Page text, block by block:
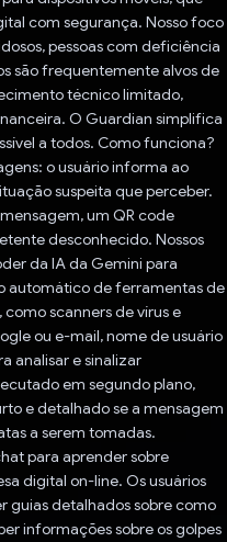
com segurança. Nosso foco
pessoas com deficiência
são frequentemente alvos de
técnico limitado,
O Guardian simplifica
a todos. Como funciona?
o usuário informa ao
suspeita que perceber.
um QR code
desconhecido. Nossos
da IA da Gemini para
automático de ferramentas de
scanners de vírus e
ou e-mail, nome de usuário
analisar e sinalizar
em segundo plano,
e detalhado se a mensagem
a serem tomadas.
para aprender sobre
digital on-line. Os usuários
guias detalhados sobre como
informações sobre os golpes